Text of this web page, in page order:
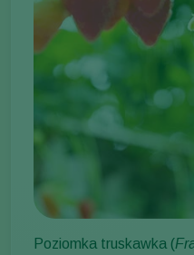
Poziomka truskawka (